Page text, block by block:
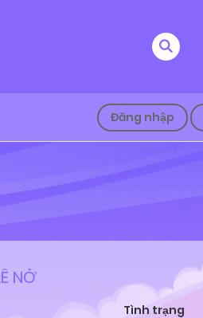
Đăng nhập
NỞ
Tình trạng